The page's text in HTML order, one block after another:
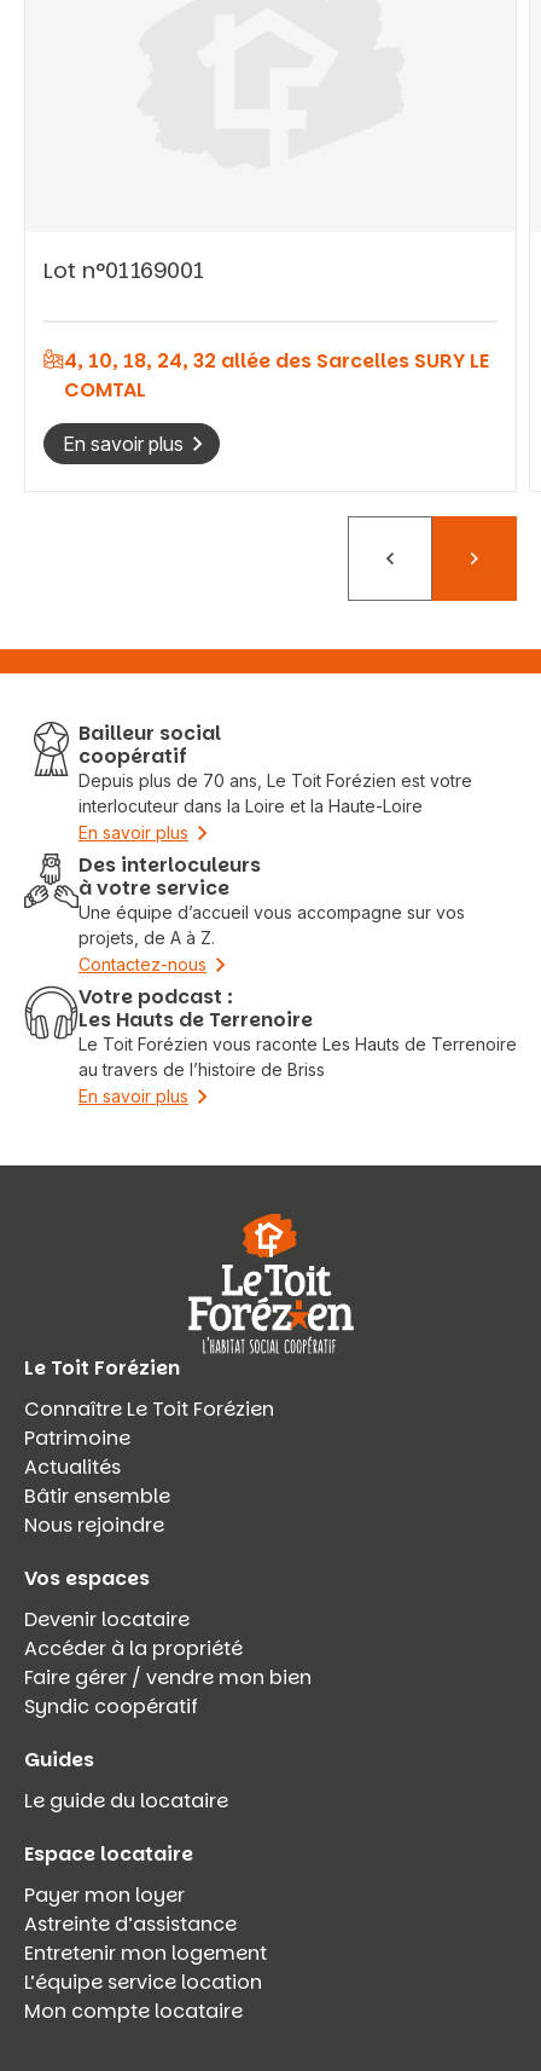
Vous recherchez&nbsp;:
Lot n°01169001
4, 10, 18, 24, 32 allée des Sarcelles SURY LE
COMTAL
En savoir plus
PrécédentSuivant
Bailleur social
coopératif
Depuis plus de 70 ans, Le Toit Forézien est votre
interlocuteur dans la Loire et la Haute-Loire
En savoir plus
Des interloculeurs
à votre service
Une équipe d’accueil vous accompagne sur vos
projets, de A à Z.
Contactez-nous
Votre podcast :
Les Hauts de Terrenoire
Le Toit Forézien vous raconte Les Hauts de Terrenoire
au travers de l’histoire de Briss
En savoir plus
Le Toit Forézien
Connaître Le Toit Forézien
Patrimoine
Actualités
Bâtir ensemble
Nous rejoindre
Vos espaces
Devenir locataire
Accéder à la propriété
Faire gérer / vendre mon bien
Syndic coopératif
Guides
Le guide du locataire
Espace locataire
Payer mon loyer
Astreinte d’assistance
Entretenir mon logement
L’équipe service location
Mon compte locataire